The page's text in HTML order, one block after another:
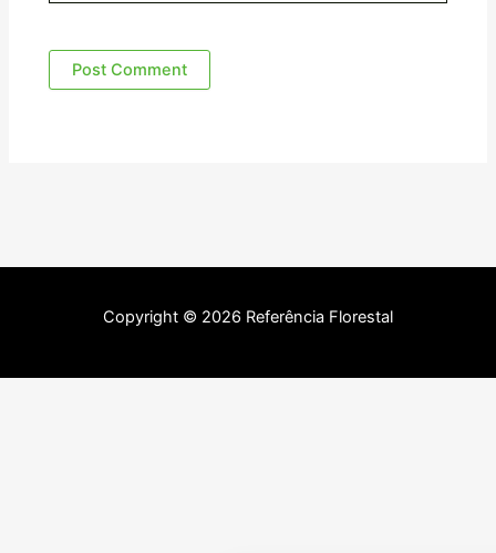
Copyright © 2026 Referência Florestal